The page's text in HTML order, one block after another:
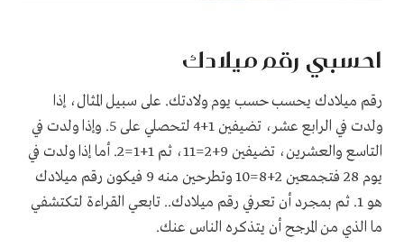
احسبي رقم ميلادك
رقم ميلادك يحسب حسب يوم ولادتك. على سبيل المثال، إذا
ولدت في الرابع عشر، تضيفين 1+4 لتحصلي على 5. وإذا ولدت في
التاسع والعشرين، تضيفين 9+2=11، ثم 1+1=2. أما إذا ولدت في
يوم 28 فتجمعين 2+8=10 وتطرحين منه 9 فيكون رقم ميلادك
هو 1. ثم بمجرد أن تعرفي رقم ميلادك.. تابعي القراءة لتكتشفي
ما الذي من المرجح أن يتذكره الناس عنك.